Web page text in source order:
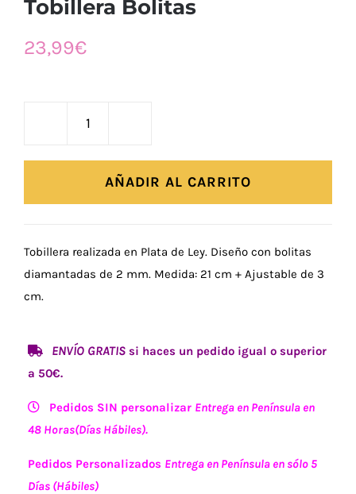
Tobillera Bolitas
23,99€
cantidad
AÑADIR AL CARRITO
Tobillera realizada en Plata de Ley. Diseño con bolitas
diamantadas de 2 mm. Medida: 21 cm + Ajustable de 3
cm.
ENVÍO GRATIS si haces un pedido igual o superior
a 50€.
Pedidos SIN personalizar Entrega en Península en
48 Horas(Días Hábiles).
Pedidos Personalizados Entrega en Península en sólo 5
Días (Hábiles)